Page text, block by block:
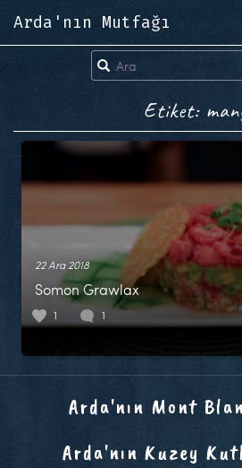
Arda'nın Mutfağı
Etiket:
22 Ara 2018
Somon Grawlax
1 1
Arda'nın Mont
Arda'nın Kuzey